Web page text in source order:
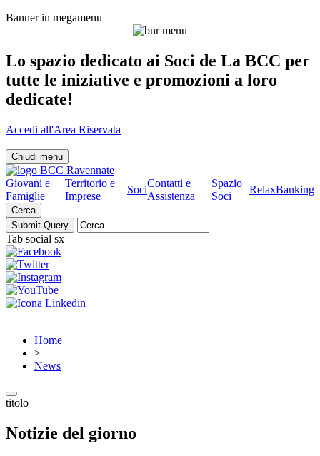
Banner in megamenu
Lo spazio dedicato ai Soci de La BCC per
tutte le iniziative e promozioni a loro
dedicate!
Accedi all'Area Riservata
Chiudi menu
Giovani e
Famiglie
Territorio e
Imprese
Soci
Contatti e
Assistenza
Spazio
Soci
RelaxBanking
Cerca
Tab social sx
Home
>
News
titolo
Notizie del giorno